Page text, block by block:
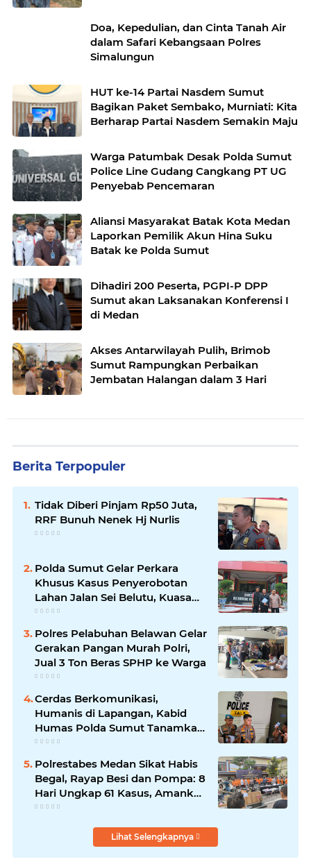
Doa, Kepedulian, dan Cinta Tanah Air
dalam Safari Kebangsaan Polres
Simalungun
HUT ke-14 Partai Nasdem Sumut
Bagikan Paket Sembako, Murniati: Kita
Berharap Partai Nasdem Semakin Maju
Warga Patumbak Desak Polda Sumut
Police Line Gudang Cangkang PT UG
Penyebab Pencemaran
Aliansi Masyarakat Batak Kota Medan
Laporkan Pemilik Akun Hina Suku
Batak ke Polda Sumut
Dihadiri 200 Peserta, PGPI-P DPP
Sumut akan Laksanakan Konferensi I
di Medan
Akses Antarwilayah Pulih, Brimob
Sumut Rampungkan Perbaikan
Jembatan Halangan dalam 3 Hari
Berita Terpopuler
Tidak Diberi Pinjam Rp50 Juta,
RRF Bunuh Nenek Hj Nurlis
Polda Sumut Gelar Perkara
Khusus Kasus Penyerobotan
Lahan Jalan Sei Belutu, Kuasa
Hukum Pelapor Minta Kasus
Polres Pelabuhan Belawan Gelar
Gerakan Pangan Murah Polri,
Jual 3 Ton Beras SPHP ke Warga
Cerdas Berkomunikasi,
Humanis di Lapangan, Kabid
Humas Polda Sumut Tanamkan
Nilai Kehumasan pada Siswa
Polrestabes Medan Sikat Habis
Begal, Rayap Besi dan Pompa: 8
Hari Ungkap 61 Kasus, Amankan
87 Tersangka
Lihat Selengkapnya